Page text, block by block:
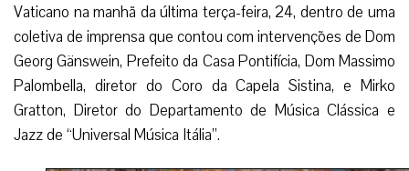
Vaticano na manhã da última terça-feira, 24, dentro de uma
coletiva de imprensa que contou com intervenções de Dom
Georg Gänswein, Prefeito da Casa Pontifícia, Dom Massimo
Palombella, diretor do Coro da Capela Sistina, e Mirko
Gratton, Diretor do Departamento de Música Clássica e
Jazz de “Universal Música Itália”.